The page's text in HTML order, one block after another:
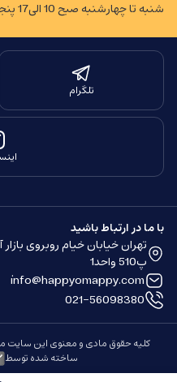
شنبه تا چهارشنبه صبح 10 الی17 پنجشنبه 10 الی 15
تلگرام
با ما در ارتباط باشید
تهران خیابان خیام روبروی
پ510 واحد1
info@happyomappy.com
021-56098380
کلیه حقوق مادی و معنوی این سایت
ساخته شده توسط